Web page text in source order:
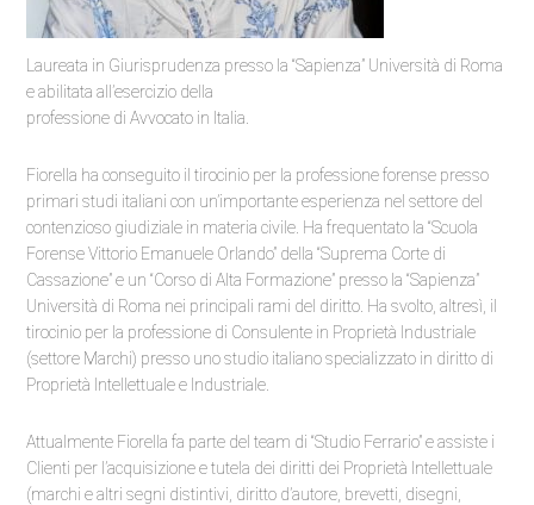
Laureata in Giurisprudenza presso la “Sapienza” Università di Roma
e abilitata all’esercizio della
professione di Avvocato in Italia.
Fiorella ha conseguito il tirocinio per la professione forense presso
primari studi italiani con un’importante esperienza nel settore del
contenzioso giudiziale in materia civile. Ha frequentato la “Scuola
Forense Vittorio Emanuele Orlando” della “Suprema Corte di
Cassazione” e un “Corso di Alta Formazione” presso la “Sapienza”
Università di Roma nei principali rami del diritto. Ha svolto, altresì, il
tirocinio per la professione di Consulente in Proprietà Industriale
(settore Marchi) presso uno studio italiano specializzato in diritto di
Proprietà Intellettuale e Industriale.
Attualmente Fiorella fa parte del team di “Studio Ferrario” e assiste i
Clienti per l’acquisizione e tutela dei diritti dei Proprietà Intellettuale
(marchi e altri segni distintivi, diritto d’autore, brevetti, disegni,